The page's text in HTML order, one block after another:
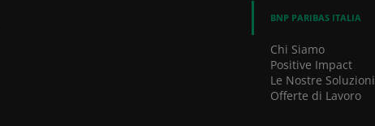
BNP PARIBAS ITALIA
Chi Siamo
Positive Impact
Le Nostre Soluzioni
Offerte di Lavoro